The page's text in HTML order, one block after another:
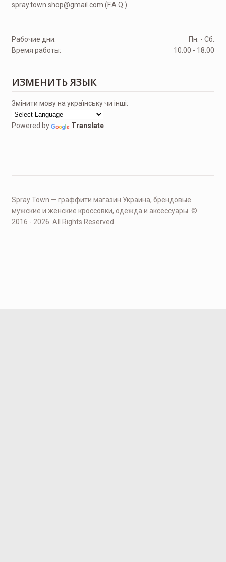
spray.town.shop@gmail.com (F.A.Q.)
Рабочие дни:
Пн. - Сб.
Время работы:
10.00 - 18.00
ИЗМЕНИТЬ ЯЗЫК
Змінити мову на українську чи інші:
Powered by Translate
Spray Town — граффити магазин Украина, брендовые
мужские и женские кроссовки, одежда и аксессуары. ©
2016 - 2026. All Rights Reserved.